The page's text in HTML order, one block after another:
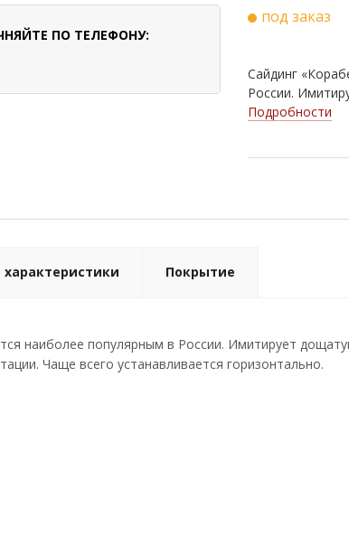
ПО ТЕЛЕФОНУ:
под заказ
Сайдинг
России.
Подробности
Покрытие
наиболее популярным в России. Имитирует
Чаще всего устанавливается горизонтально.